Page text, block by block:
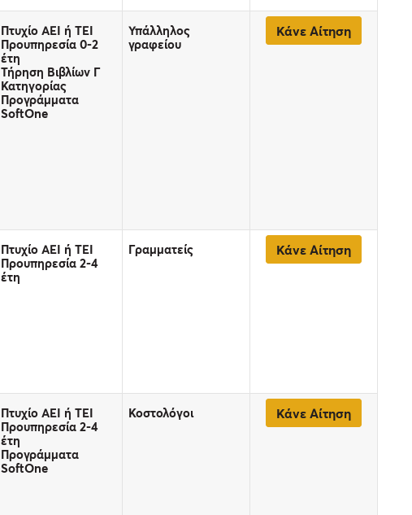
Πτυχίο ΑΕΙ ή ΤΕΙ
Προυπηρεσία 0-2
έτη
Τήρηση Βιβλίων Γ
Κατηγορίας
Προγράμματα
SoftOne
Υπάλληλος
γραφείου
Κάνε Αίτηση
Πτυχίο ΑΕΙ ή ΤΕΙ
Προυπηρεσία 2-4
έτη
Γραμματείς Κάνε Αίτηση
Πτυχίο ΑΕΙ ή ΤΕΙ
Προυπηρεσία 2-4
έτη
Προγράμματα
SoftOne
Κοστολόγοι Κάνε Αίτηση